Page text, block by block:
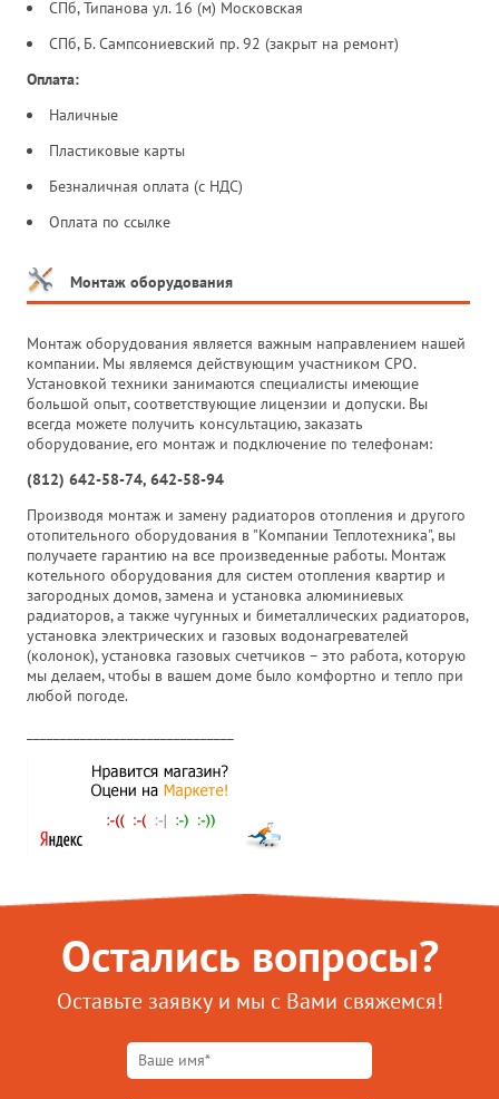
СПб, Типанова ул. 16 (м) Московская
СПб, Б. Сампсониевский пр. 92 (закрыт на ремонт)
Оплата:
Наличные
Пластиковые карты
Безналичная оплата (с НДС)
Оплата по ссылке
Монтаж оборудования
Монтаж оборудования является важным направлением нашей
компании. Мы являемся действующим участником СРО.
Установкой техники занимаются специалисты имеющие
большой опыт, соответствующие лицензии и допуски. Вы
всегда можете получить консультацию, заказать
оборудование, его монтаж и подключение по телефонам:
(812) 642-58-74, 642-58-94
Производя монтаж и замену радиаторов отопления и другого
отопительного оборудования в "Компании Теплотехника", вы
получаете гарантию на все произведенные работы. Монтаж
котельного оборудования для систем отопления квартир и
загородных домов, замена и установка алюминиевых
радиаторов, а также чугунных и биметаллических радиаторов,
установка электрических и газовых водонагревателей
(колонок), установка газовых счетчиков – это работа, которую
мы делаем, чтобы в вашем доме было комфортно и тепло при
любой погоде.
Остались вопросы?
Оставьте заявку и мы с Вами свяжемся!